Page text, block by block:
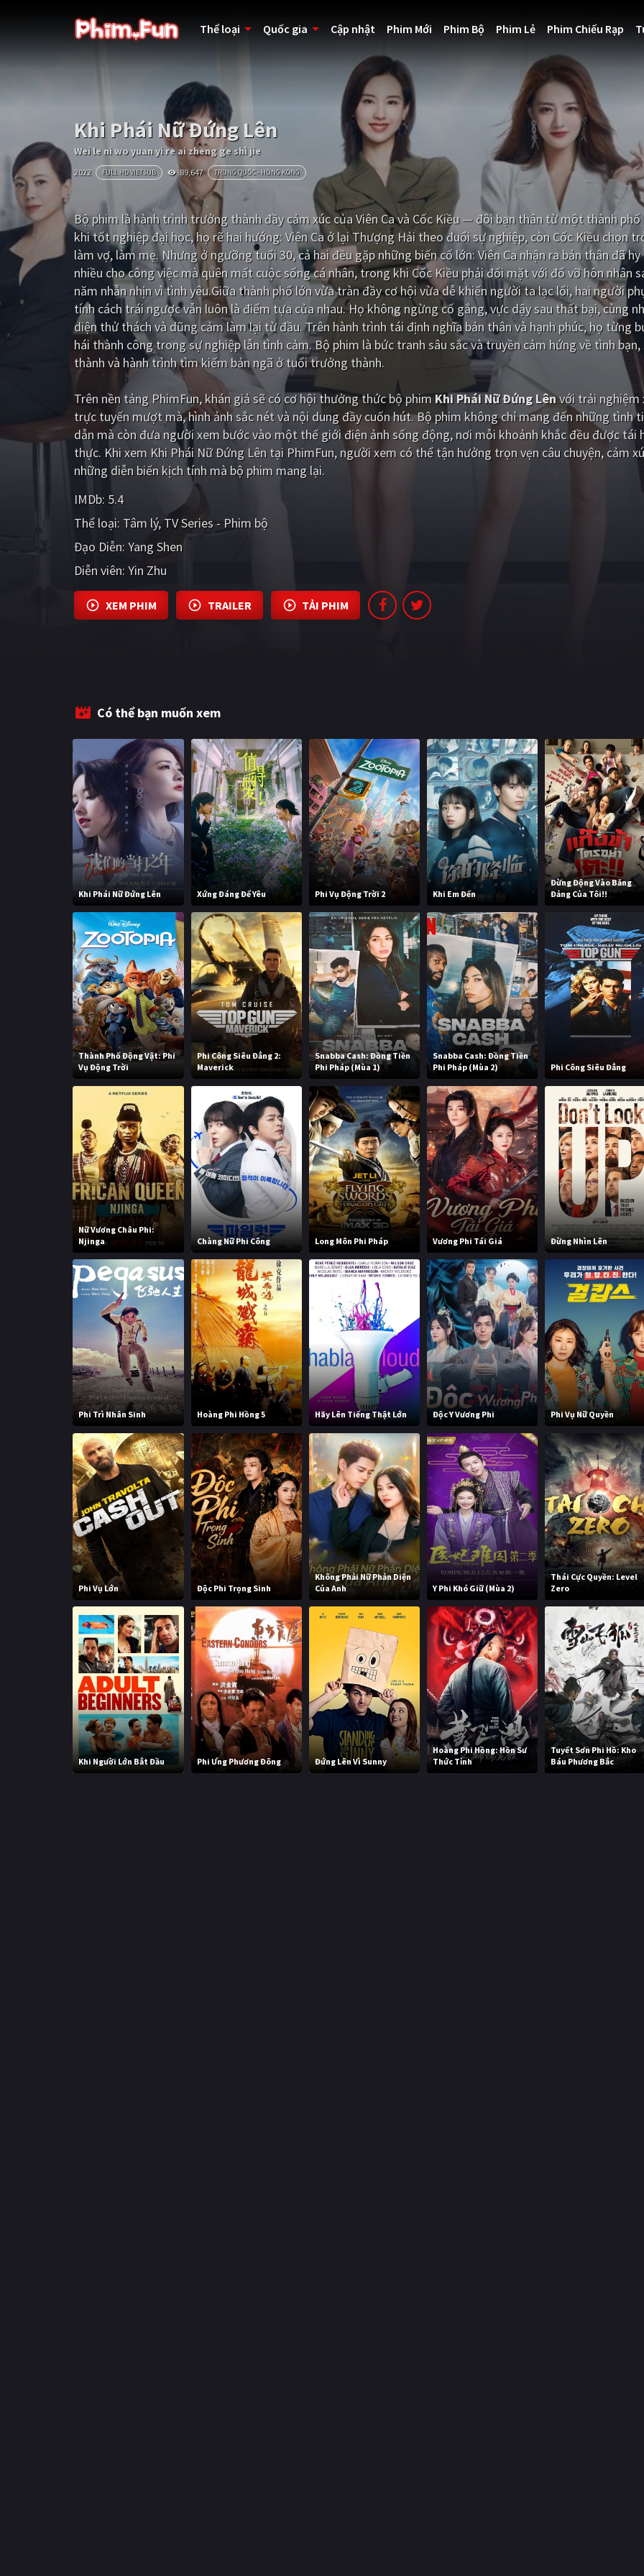
Thể loại Quốc gia Cập nhật Phim Mới Phim Bộ Phim Lẻ Phim Chiếu Rạp
Khi Phái Nữ Đứng Lên
Wei le ni wo yuan yi re ai zheng ge shì jie
2022 FULL HD VIETSUB 89,647 TRUNG QUỐC - HỒNG KÔNG
Bộ phim là hành trình trưởng thành đầy cảm xúc của Viên Ca và Cốc Kiều — đôi bạn thân từ một thành phố
khi tốt nghiệp đại học, họ rẽ hai hướng: Viên Ca ở lại Thượng Hải theo đuổi sự nghiệp, còn Cốc Kiều chọn
làm vợ, làm mẹ. Nhưng ở ngưỡng tuổi 30, cả hai đều gặp những biến cố lớn: Viên Ca nhận ra bản thân đã hy
nhiều cho công việc mà quên mất cuộc sống cá nhân, trong khi Cốc Kiều phải đối mặt với đổ vỡ hôn nhân
năm nhẫn nhịn vì tình yêu.Giữa thành phố lớn vừa tràn đầy cơ hội vừa dễ khiến người ta lạc lối, hai người
tính cách trái ngược vẫn luôn là điểm tựa của nhau. Họ không ngừng cố gắng, vực dậy sau thất bại, cùng
diện thử thách và dũng cảm làm lại từ đầu. Trên hành trình tái định nghĩa bản thân và hạnh phúc, họ từng
hái thành công trong sự nghiệp lẫn tình cảm. Bộ phim là bức tranh sâu sắc và truyền cảm hứng về tình
thành và hành trình tìm kiếm bản ngã ở tuổi trưởng thành.
Trên nền tảng PhimFun, khán giả sẽ có cơ hội thưởng thức bộ phimKhi Phái Nữ Đứng Lênvới trải nghiệm
trực tuyến mượt mà, hình ảnh sắc nét và nội dung đầy cuốn hút. Bộ phim không chỉ mang đến những tình
dẫn mà còn đưa người xem bước vào một thế giới điện ảnh sống động, nơi mỗi khoảnh khắc đều được tái
thực. Khi xem Khi Phái Nữ Đứng Lên tại PhimFun, người xem có thể tận hưởng trọn vẹn câu chuyện, cảm
những diễn biến kịch tính mà bộ phim mang lại.
IMDb: 5.4
Thể loại: Tâm lý TV Series - Phim bộ
Đạo Diễn: Yang Shen
Diễn viên: Yin Zhu
XEM PHIM TRAILER TẢI PHIM
Có thể bạn muốn xem
Khi Phái Nữ Đứng Lên Xứng Đáng Để Yêu Phi Vụ Động Trời 2 Khi Em Đến
Đừng Động Vào Băng
Đảng Của Tôi!!
Thành Phố Động Vật: Phi
Vụ Động Trời
Phi Công Siêu Đẳng 2:
Maverick
Snabba Cash: Đồng Tiền
Phi Pháp (Mùa 1)
Snabba Cash: Đồng Tiền
Phi Pháp (Mùa 2)
Phi Công Siêu Đẳng
Nữ Vương Châu Phi:
Njinga
Chàng Nữ Phi Công Long Môn Phi Pháp Vương Phi Tái Giá Đừng Nhìn Lên
Phi Trì Nhân Sinh Hoàng Phi Hồng 5 Hãy Lên Tiếng Thật Lớn Độc Y Vương Phi Phi Vụ Nữ Quyền
Phi Vụ Lớn Độc Phi Trọng Sinh
Không Phải Nữ Phản Diện
Của Anh
Y Phi Khó Giữ (Mùa 2)
Thái Cực Quyền: Level
Zero
Khi Người Lớn Bắt Đầu Phi Ưng Phương Đông Đứng Lên Vì Sunny
Hoàng Phi Hồng: Hồn Sư
Thức Tỉnh
Tuyết Sơn Phi Hồ: Kho
Báu Phương Bắc